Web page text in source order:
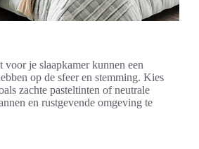
je slaapkamer kunnen een
op de sfeer en stemming. Kies
zachte pasteltinten of neutrale
en rustgevende omgeving te